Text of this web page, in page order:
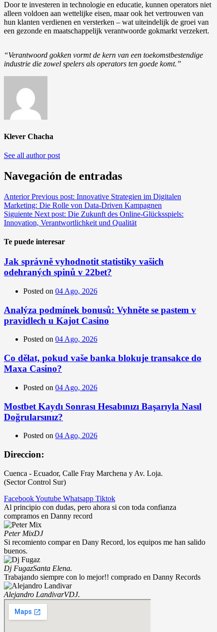
Door te investeren in technologie en educatie, kunnen operators niet
alleen voldoen aan wettelijke eisen, maar ook het vertrouwen van
hun klanten verdienen en versterken – wat uiteindelijk de groei van
een gezonde en maatschappelijk verantwoorde gokmarkt verzekert.
“Verantwoord gokken vormt de kern van een toekomstbestendige
industrie die zowel spelers als operators ten goede komt.”
Klever Chacha
See all author post
Navegación de entradas
Anterior Previous post: Innovative Strategien im Digitalen
Marketing: Die Rolle von Data-Driven Kampagnen
Siguiente Next post: Die Zukunft des Online-Glücksspiels:
Innovation, Verantwortlichkeit und Qualität
Te puede interesar
Jak správně vyhodnotit statistiky vašich
odehraných spinů v 22bet?
Posted on 04 Ago, 2026
Analýza podmínek bonusů: Vyhněte se pastem v
pravidlech u Kajot Casino
Posted on 04 Ago, 2026
Co dělat, pokud vaše banka blokuje transakce do
Maxa Casino?
Posted on 04 Ago, 2026
Mostbet Kaydı Sonrası Hesabınızı Başarıyla Nasıl
Doğrularsınız?
Posted on 04 Ago, 2026
Direccion:
Cuenca - Ecuador, Calle Fray Marchena y Av. Loja.
(Sector Control Sur)
FacebookYoutube Whatsapp Tiktok
Al principio con dudas, pero ahora si con toda confianza
compramos en Danny record
Peter MixDJ
Si recomiento compar en Dany Record, los equipos me han salido
buenos.
Dj FugazSanta Elena.
Trabajando siempre con lo mejor!! comprado en Danny Records
Alejandro LandivarVDJ.